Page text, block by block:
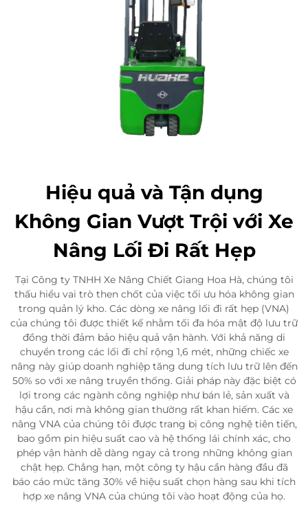
Hiệu quả và Tận dụng
Không Gian Vượt Trội với Xe
Nâng Lối Đi Rất Hẹp
Tại Công ty TNHH Xe Nâng Chiết Giang Hoa Hà, chúng tôi
thấu hiểu vai trò then chốt của việc tối ưu hóa không gian
trong quản lý kho. Các dòng xe nâng lối đi rất hẹp (VNA)
của chúng tôi được thiết kế nhằm tối đa hóa mật độ lưu trữ
đồng thời đảm bảo hiệu quả vận hành. Với khả năng di
chuyển trong các lối đi chỉ rộng 1,6 mét, những chiếc xe
nâng này giúp doanh nghiệp tăng dung tích lưu trữ lên đến
50% so với xe nâng truyền thống. Giải pháp này đặc biệt có
lợi trong các ngành công nghiệp như bán lẻ, sản xuất và
hậu cần, nơi mà không gian thường rất khan hiếm. Các xe
nâng VNA của chúng tôi được trang bị công nghệ tiên tiến,
bao gồm pin hiệu suất cao và hệ thống lái chính xác, cho
phép vận hành dễ dàng ngay cả trong những không gian
chật hẹp. Chẳng hạn, một công ty hậu cần hàng đầu đã
báo cáo mức tăng 30% về hiệu suất chọn hàng sau khi tích
hợp xe nâng VNA của chúng tôi vào hoạt động của họ.